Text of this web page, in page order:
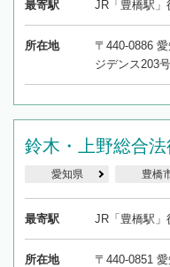
最寄駅 JR「豊橋駅」
所在地
〒440-0886
ジデンス203号
鈴木・上野総合
愛知県 豊橋
最寄駅 JR「豊橋駅」
所在地
〒440-0851